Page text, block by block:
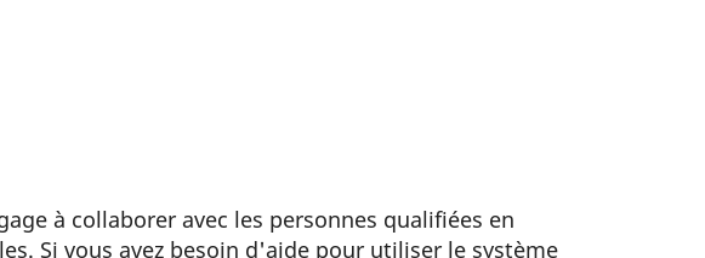
à collaborer avec les personnes qualifiées en
Si vous avez besoin d'aide pour utiliser le système